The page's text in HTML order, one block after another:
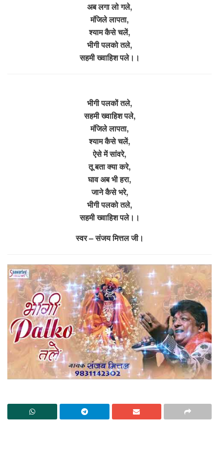
अब लगा लो गले,
मंजिले लापता,
श्याम कैसे चलें,
भीगी पलको तले,
सहमी ख्वाहिश पले।।
भीगी पलकों तले,
सहमी ख्वाहिश पले,
मंजिले लापता,
श्याम कैसे चलें,
ऐसे में सांवरे,
तू बता क्या करे,
घाव अब भी हरा,
जाने कैसे भरे,
भीगी पलको तले,
सहमी ख्वाहिश पले।।
स्वर – संजय मित्तल जी।